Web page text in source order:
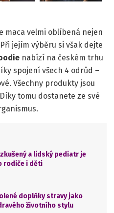
maca velmi oblíbená nejen
jejím výběru si však dejte
nabízí na českém trhu
spojení všech 4 odrůd –
Všechny produkty jsou
tomu dostanete ze své
a lidský pediatr je
rodiče i děti
doplňky stravy jako
životního stylu